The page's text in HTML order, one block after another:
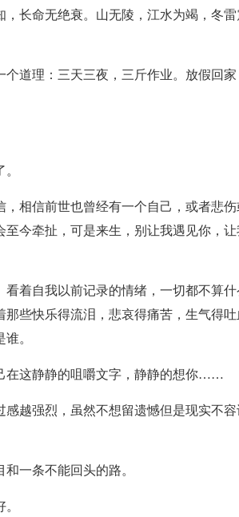
长命无绝衰。山无陵，江水为竭，冬
道理：三天三夜，三斤作业。放假回
相信前世也曾经有一个自己，或者悲
今牵扯，可是来生，别让我遇见你，
着自我以前记录的情绪，一切都不算什
些快乐得流泪，悲哀得痛苦，生气得吐
。
在这静静的咀嚼文字，静静的想你……
越强烈，虽然不想留遗憾但是现实不
一条不能回头的路。